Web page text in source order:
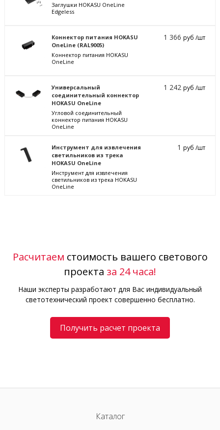
Заглушки HOKASU OneLine
Edgeless
Коннектор питания HOKASU
OneLine (RAL9005)
Коннектор питания HOKASU
OneLine
1 366руб /шт
Универсальный
соединительный коннектор
HOKASU OneLine
Угловой соединительный
коннектор питания HOKASU
OneLine
1 242руб /шт
Инструмент для извлечения
светильников из трека
HOKASU OneLine
Инструмент для извлечения
светильников из трека HOKASU
OneLine
1руб /шт
Расчитаем стоимость вашего светового
проекта за 24 часа!
Наши эксперты разработают для Вас индивидуальный
светотехнический проект совершенно бесплатно.
Получить расчет проекта
Каталог